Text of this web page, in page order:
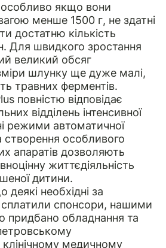
особливо якщо вони
менше 1500 г, не здатні
достатню кількість
Для швидкого зростання
великий обсяг
шлунку ще дуже малі,
травних ферментів.
повністю відповідає
відділень інтенсивної
режими автоматичної
створення особливого
апаратів дозволяють
життєдіяльність
дитини.
деякі необхідні за
сплатили спонсори, нашими
придбано обладнання та
клінічному медичному